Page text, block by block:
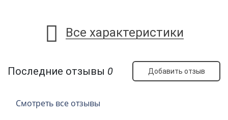
Все характеристики
Последние отзывы 0 Добавить отзыв
Смотреть все отзывы